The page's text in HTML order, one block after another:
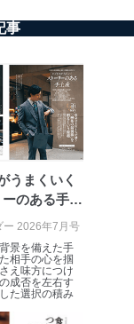
ため
がご購入され
からのｅメー
ーン等の広告
め
状況の把握お
トラブル対
育など応対品
バシーポリシ
用目的達成の
事
うまくいく
ーのある手土
」
ー 2026年7月号
景を備えた手
相手の心を掴
え味方につけ
成否を左右す
た選択の積み